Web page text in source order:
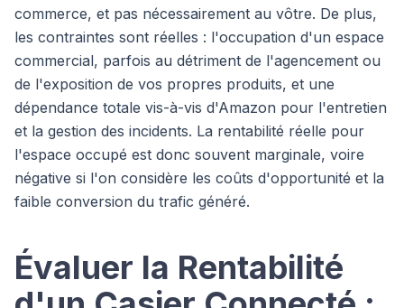
commerce, et pas nécessairement au vôtre. De plus,
les contraintes sont réelles : l'occupation d'un espace
commercial, parfois au détriment de l'agencement ou
de l'exposition de vos propres produits, et une
dépendance totale vis-à-vis d'Amazon pour l'entretien
et la gestion des incidents. La rentabilité réelle pour
l'espace occupé est donc souvent marginale, voire
négative si l'on considère les coûts d'opportunité et la
faible conversion du trafic généré.
Évaluer la Rentabilité